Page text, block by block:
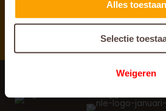
Alles toestaan
Selectie
Weigeren
Directantwoord op